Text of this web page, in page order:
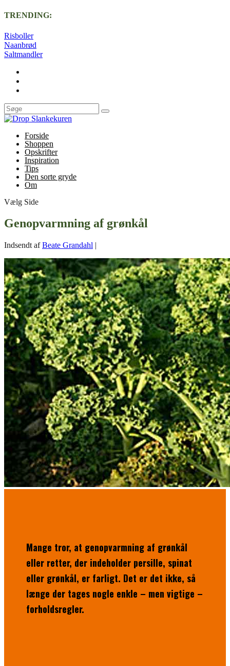
TRENDING:
Risboller
Naanbrød
Saltmandler
Forside
Shoppen
Opskrifter
Inspiration
Tips
Den sorte gryde
Om
Vælg Side
Genopvarmning af grønkål
Indsendt afBeate Grandahl |
Mange tror, at genopvarmning af grønkål
eller retter, der indeholder persille, spinat
eller grønkål, er farligt. Det er det ikke, så
længe der tages nogle enkle – men vigtige –
forholdsregler.